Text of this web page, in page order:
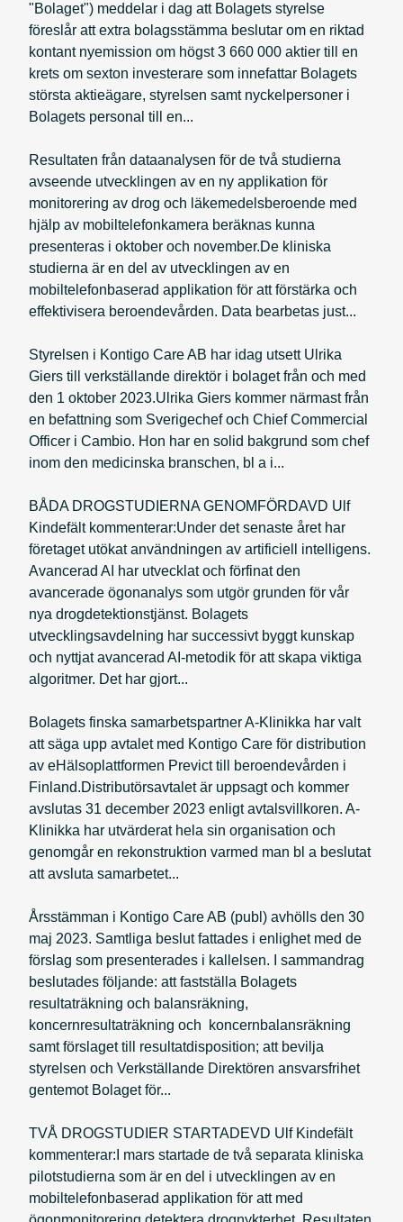
"Bolaget") meddelar i dag att Bolagets styrelse
föreslår att extra bolagsstämma beslutar om en riktad
kontant nyemission om högst 3 660 000 aktier till en
krets om sexton investerare som innefattar Bolagets
största aktieägare, styrelsen samt nyckelpersoner i
Bolagets personal till en...
Resultaten från dataanalysen för de två studierna
avseende utvecklingen av en ny applikation för
monitorering av drog och läkemedelsberoende med
hjälp av mobiltelefonkamera beräknas kunna
presenteras i oktober och november.De kliniska
studierna är en del av utvecklingen av en
mobiltelefonbaserad applikation för att förstärka och
effektivisera beroendevården. Data bearbetas just...
Styrelsen i Kontigo Care AB har idag utsett Ulrika
Giers till verkställande direktör i bolaget från och med
den 1 oktober 2023.Ulrika Giers kommer närmast från
en befattning som Sverigechef och Chief Commercial
Officer i Cambio. Hon har en solid bakgrund som chef
inom den medicinska branschen, bl a i...
BÅDA DROGSTUDIERNA GENOMFÖRDAVD Ulf
Kindefält kommenterar:Under det senaste året har
företaget utökat användningen av artificiell intelligens.
Avancerad AI har utvecklat och förfinat den
avancerade ögonanalys som utgör grunden för vår
nya drogdetektionstjänst. Bolagets
utvecklingsavdelning har successivt byggt kunskap
och nyttjat avancerad AI-metodik för att skapa viktiga
algoritmer. Det har gjort...
Bolagets finska samarbetspartner A-Klinikka har valt
att säga upp avtalet med Kontigo Care för distribution
av eHälsoplattformen Previct till beroendevården i
Finland.Distributörsavtalet är uppsagt och kommer
avslutas 31 december 2023 enligt avtalsvillkoren. A-
Klinikka har utvärderat hela sin organisation och
genomgår en rekonstruktion varmed man bl a beslutat
att avsluta samarbetet...
Årsstämman i Kontigo Care AB (publ) avhölls den 30
maj 2023. Samtliga beslut fattades i enlighet med de
förslag som presenterades i kallelsen. I sammandrag
beslutades följande: att fastställa Bolagets
resultaträkning och balansräkning,
koncernresultaträkning och koncernbalansräkning
samt förslaget till resultatdisposition; att bevilja
styrelsen och Verkställande Direktören ansvarsfrihet
gentemot Bolaget för...
TVÅ DROGSTUDIER STARTADEVD Ulf Kindefält
kommenterar:I mars startade de två separata kliniska
pilotstudierna som är en del i utvecklingen av en
mobiltelefonbaserad applikation för att med